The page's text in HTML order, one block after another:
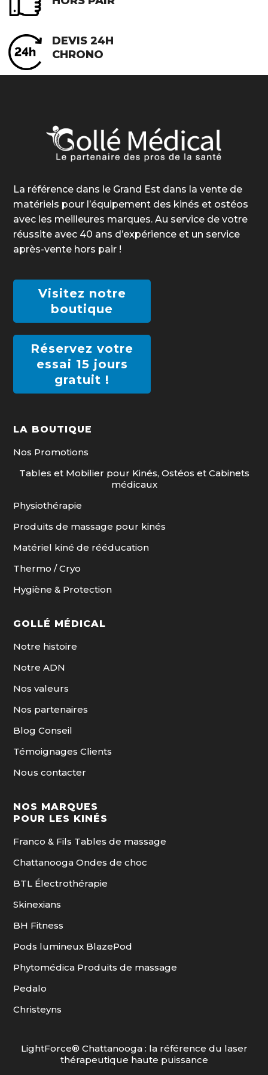
DEVIS 24H
CHRONO
La référence dans le Grand Est dans la vente de
matériels pour l’équipement des kinés et ostéos
avec les meilleures marques. Au service de votre
réussite avec 40 ans d’expérience et un service
après-vente hors pair !
Visitez notre
boutique
Réservez votre
essai 15 jours
gratuit !
LA BOUTIQUE
Nos Promotions
Tables et Mobilier pour Kinés, Ostéos et Cabinets
médicaux
Physiothérapie
Produits de massage pour kinés
Matériel kiné de rééducation
Thermo / Cryo
Hygiène & Protection
GOLLÉ MÉDICAL
Notre histoire
Notre ADN
Nos valeurs
Nos partenaires
Blog Conseil
Témoignages Clients
Nous contacter
NOS MARQUES
POUR LES KINÉS
Franco & Fils Tables de massage
Chattanooga Ondes de choc
BTL Électrothérapie
Skinexians
BH Fitness
Pods lumineux BlazePod
Phytomédica Produits de massage
Pedalo
Christeyns
LightForce® Chattanooga : la référence du laser
thérapeutique haute puissance